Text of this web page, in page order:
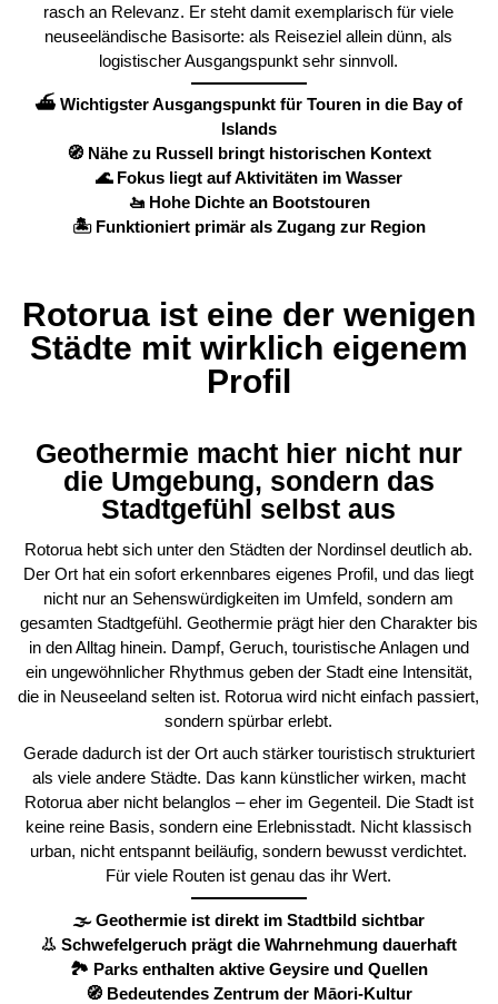
rasch an Relevanz. Er steht damit exemplarisch für viele
neuseeländische Basisorte: als Reiseziel allein dünn, als
logistischer Ausgangspunkt sehr sinnvoll.
⛴️ Wichtigster Ausgangspunkt für Touren in die Bay of
Islands
🧭 Nähe zu Russell bringt historischen Kontext
🌊 Fokus liegt auf Aktivitäten im Wasser
🚤 Hohe Dichte an Bootstouren
🏝️ Funktioniert primär als Zugang zur Region
Rotorua ist eine der wenigen
Städte mit wirklich eigenem
Profil
Geothermie macht hier nicht nur
die Umgebung, sondern das
Stadtgefühl selbst aus
Rotorua hebt sich unter den Städten der Nordinsel deutlich ab.
Der Ort hat ein sofort erkennbares eigenes Profil, und das liegt
nicht nur an Sehenswürdigkeiten im Umfeld, sondern am
gesamten Stadtgefühl. Geothermie prägt hier den Charakter bis
in den Alltag hinein. Dampf, Geruch, touristische Anlagen und
ein ungewöhnlicher Rhythmus geben der Stadt eine Intensität,
die in Neuseeland selten ist. Rotorua wird nicht einfach passiert,
sondern spürbar erlebt.
Gerade dadurch ist der Ort auch stärker touristisch strukturiert
als viele andere Städte. Das kann künstlicher wirken, macht
Rotorua aber nicht belanglos – eher im Gegenteil. Die Stadt ist
keine reine Basis, sondern eine Erlebnisstadt. Nicht klassisch
urban, nicht entspannt beiläufig, sondern bewusst verdichtet.
Für viele Routen ist genau das ihr Wert.
🌫️ Geothermie ist direkt im Stadtbild sichtbar
👃 Schwefelgeruch prägt die Wahrnehmung dauerhaft
🏞️ Parks enthalten aktive Geysire und Quellen
🧭 Bedeutendes Zentrum der Māori-Kultur